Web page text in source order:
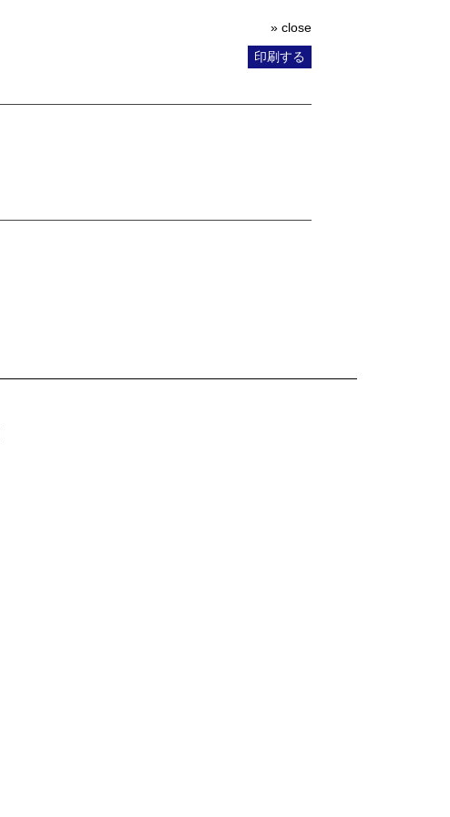
» close
印刷する